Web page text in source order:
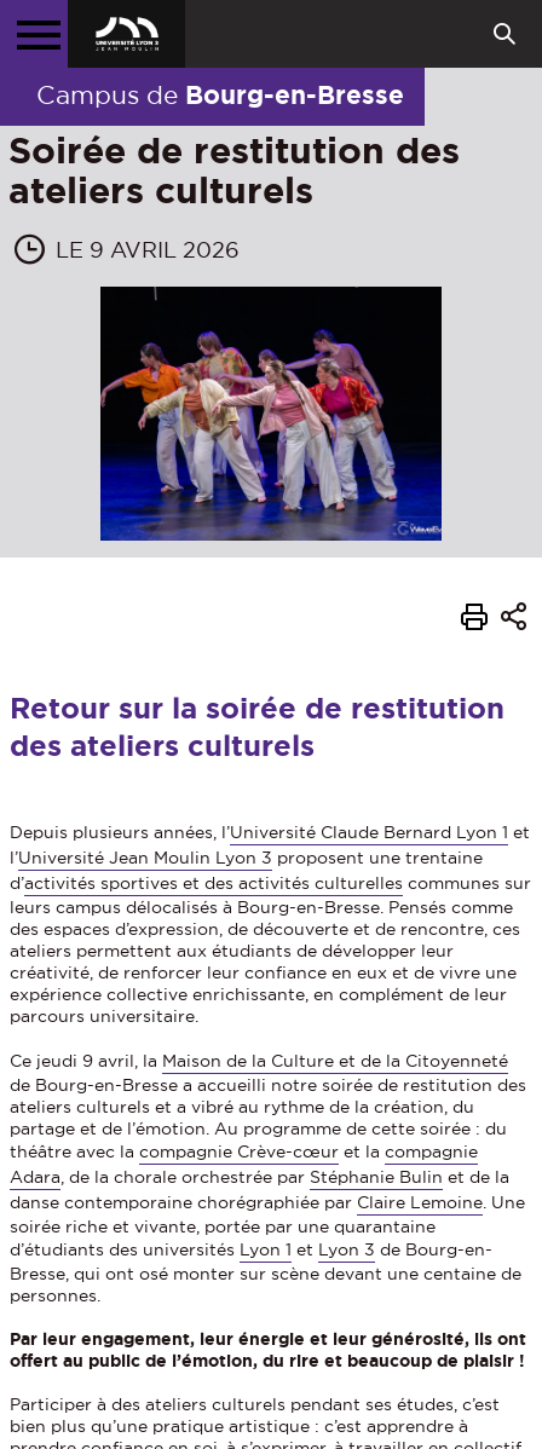
Campus de Bourg-en-Bresse
Soirée de restitution des
ateliers culturels
LE 9 AVRIL 2026
Retour sur la soirée de restitution
des ateliers culturels
Depuis plusieurs années, l’Université Claude Bernard Lyon 1 et
l’Université Jean Moulin Lyon 3 proposent une trentaine
d’activités sportives et des activités culturelles communes sur
leurs campus délocalisés à Bourg-en-Bresse. Pensés comme
des espaces d’expression, de découverte et de rencontre, ces
ateliers permettent aux étudiants de développer leur
créativité, de renforcer leur confiance en eux et de vivre une
expérience collective enrichissante, en complément de leur
parcours universitaire.
Ce jeudi 9 avril, la Maison de la Culture et de la Citoyenneté
de Bourg-en-Bresse a accueilli notre soirée de restitution des
ateliers culturels et a vibré au rythme de la création, du
partage et de l’émotion. Au programme de cette soirée : du
théâtre avec lacompagnie Crève-cœur et lacompagnie
Adara , de la chorale orchestrée par Stéphanie Bulin et de la
danse contemporaine chorégraphiée par Claire Lemoine . Une
soirée riche et vivante, portée par une quarantaine
d’étudiants des universités Lyon 1 et Lyon 3 de Bourg-en-
Bresse, qui ont osé monter sur scène devant une centaine de
personnes.
Par leur engagement, leur énergie et leur générosité, ils ont
offert au public de l’émotion, du rire et beaucoup de plaisir !
Participer à des ateliers culturels pendant ses études, c’est
bien plus qu’une pratique artistique : c’est apprendre à